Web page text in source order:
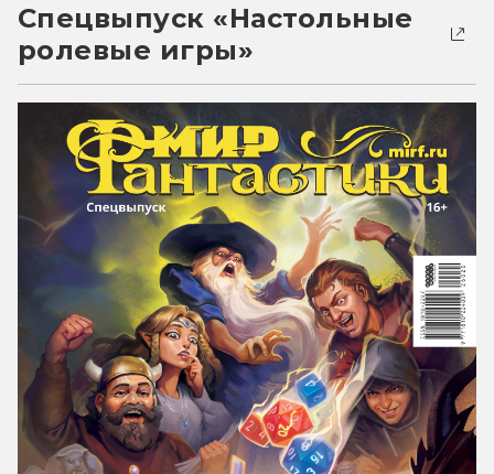
Спецвыпуск «Настольные
ролевые игры»